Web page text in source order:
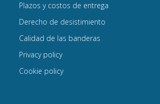
Plazos y costos de entrega
Derecho de desistimiento
Calidad de las banderas
Privacy policy
Cookie policy